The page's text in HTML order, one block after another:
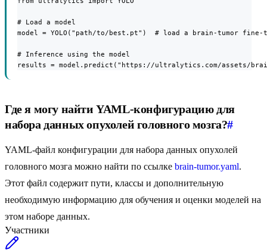
# Load a model
model = YOLO("path/to/best.pt")  # load a brain-tumor fine-
# Inference using the model
results = model.predict("https://ultralytics.com/assets/
Где я могу найти YAML-конфигурацию для
набора данных опухолей головного мозга?#
YAML-файл конфигурации для набора данных опухолей
головного мозга можно найти по ссылке brain-tumor.yaml.
Этот файл содержит пути, классы и дополнительную
необходимую информацию для обучения и оценки моделей на
этом наборе данных.
Участники